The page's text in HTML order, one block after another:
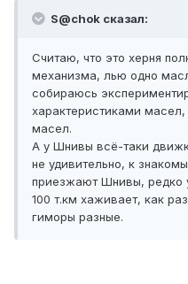
S@chok сказал:
Считаю, что это херня
механизма, лью одно
собираюсь
характеристиками
масел.
А у Шнивы всё-таки
не удивительно, к
приезжают Шнивы, редко
100 т.км хаживает, как
гиморы разные.